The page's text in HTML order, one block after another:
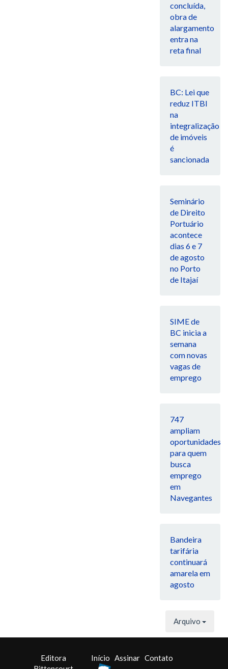
concluída,
obra de
alargamento
entra na
reta final
BC: Lei que
reduz ITBI
na
integralização
de imóveis
é
sancionada
Seminário
de Direito
Portuário
acontece
dias 6 e 7
de agosto
no Porto
de Itajaí
SIME de
BC inicia a
semana
com novas
vagas de
emprego
747
ampliam
oportunidades
para quem
busca
emprego
em
Navegantes
Bandeira
tarifária
continuará
amarela em
agosto
Arquivo
Editora
Início Assinar Contato